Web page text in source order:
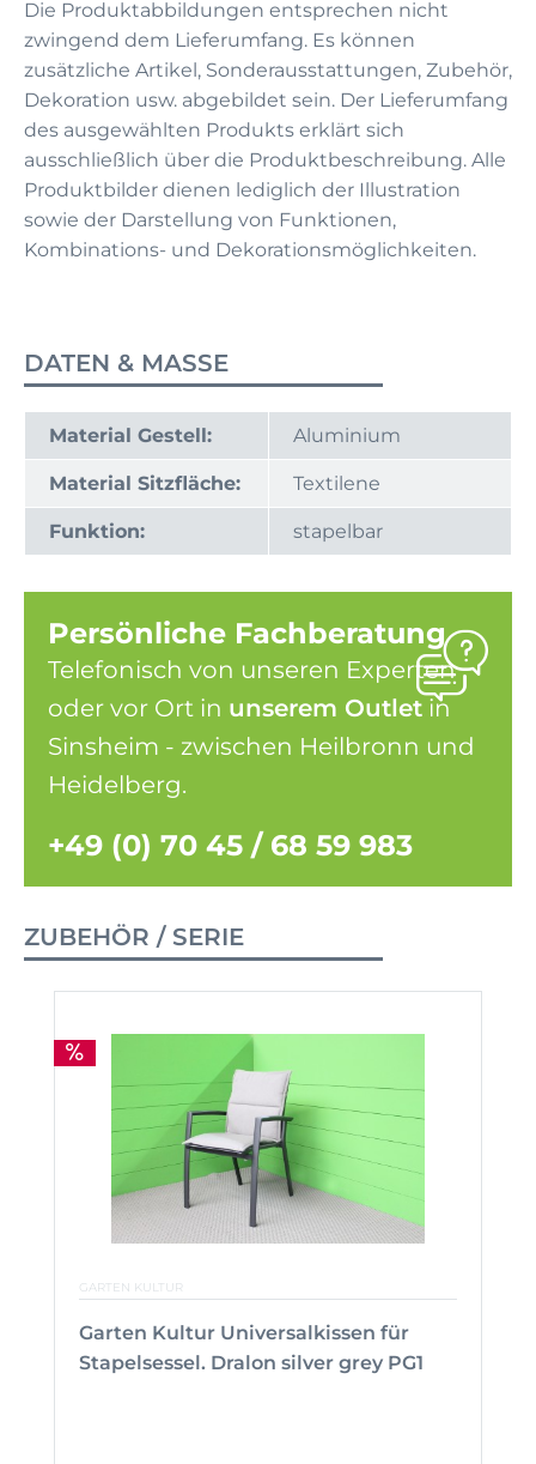
Die Produktabbildungen entsprechen nicht
zwingend dem Lieferumfang. Es können
zusätzliche Artikel, Sonderausstattungen, Zubehör,
Dekoration usw. abgebildet sein. Der Lieferumfang
des ausgewählten Produkts erklärt sich
ausschließlich über die Produktbeschreibung. Alle
Produktbilder dienen lediglich der Illustration
sowie der Darstellung von Funktionen,
Kombinations- und Dekorationsmöglichkeiten.
DATEN & MASSE
Material Gestell: Aluminium
Material Sitzfläche: Textilene
Funktion: stapelbar
Persönliche Fachberatung
Telefonisch von unseren Experten
oder vor Ort in unserem Outlet in
Sinsheim - zwischen Heilbronn und
Heidelberg.
+49 (0) 70 45 / 68 59 983
ZUBEHÖR / SERIE
GARTEN KULTUR
Garten Kultur Universalkissen für
Stapelsessel. Dralon silver grey PG1